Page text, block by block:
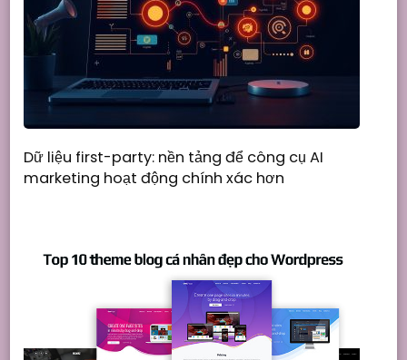
Dữ liệu first-party: nền tảng để công cụ AI
marketing hoạt động chính xác hơn